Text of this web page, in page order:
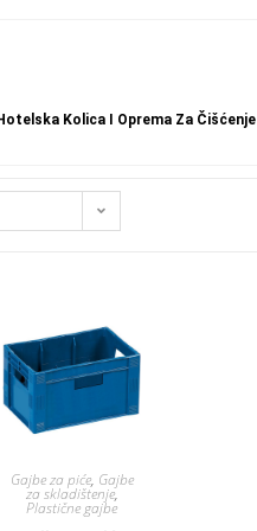
Kolica I Oprema Za Čišćenje
Gajbe za piće, Gajbe
za skladištenje,
Plastične gajbe